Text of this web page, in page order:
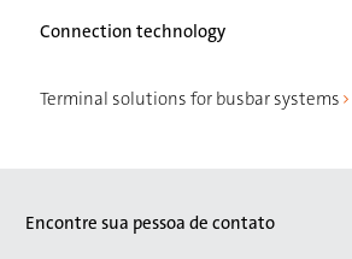
Connection technology
Terminal solutions for busbar systems
Encontre sua pessoa de contato